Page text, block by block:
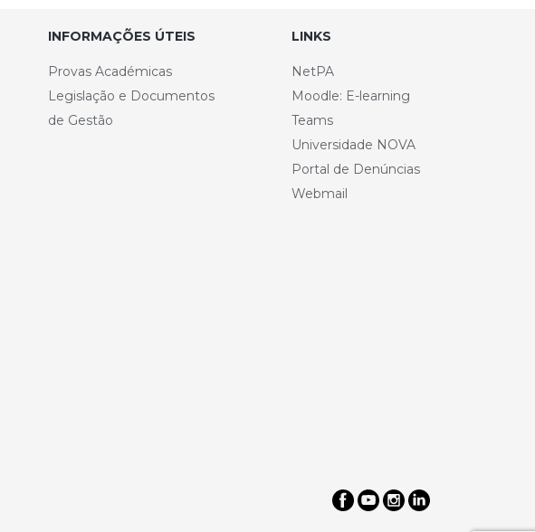
INFORMAÇÕES ÚTEIS
Provas Académicas
Legislação e Documentos
de Gestão
LINKS
NetPA
Moodle: E-learning
Teams
Universidade NOVA
Portal de Denúncias
Webmail